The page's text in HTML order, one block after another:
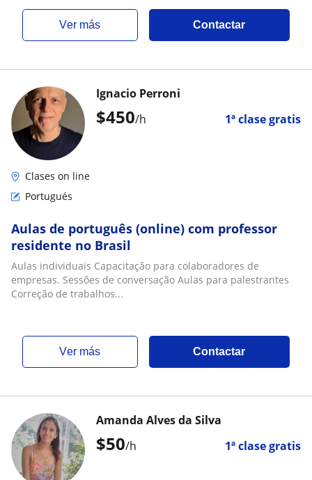
ver más Contactar
$450/h 1ª clase gratis
Ignacio Perroni
Clases on line
Portugués
Aulas de português (online) com professor
residente no Brasil
Aulas individuais Capacitação para colaboradores de
empresas. Sessões de conversação Aulas para palestrantes
Correção de trabalhos...
ver más Contactar
$50/h 1ª clase gratis
Amanda Alves da Silva